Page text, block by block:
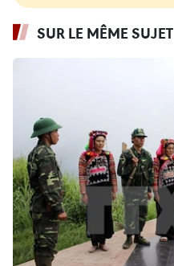
SUR LE MÊME SUJET